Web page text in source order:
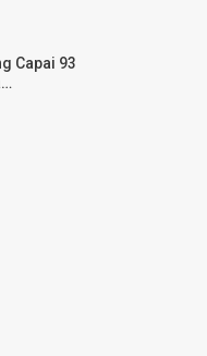
Capai 93